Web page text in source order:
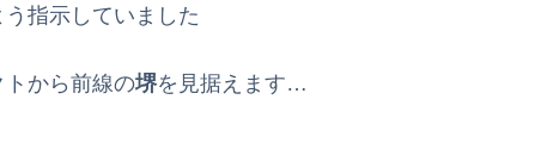
指示していました
から前線の堺を見据えます…